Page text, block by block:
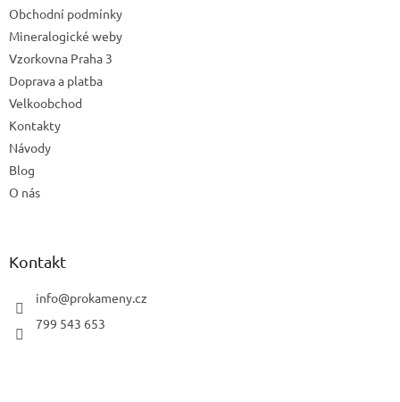
Obchodní podmínky
Mineralogické weby
Vzorkovna Praha 3
Doprava a platba
Velkoobchod
Kontakty
Návody
Blog
O nás
Kontakt
info@prokameny.cz
799 543 653